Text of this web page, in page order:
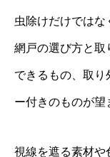
虫除けだけでは
網戸の選び方と取
できるもの、取
ー付きのものが望
視線を遮る素材や